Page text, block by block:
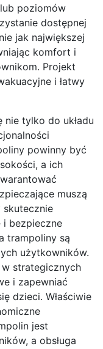
poziomów
dostępnej
jak największej
komfort i
Projekt
i łatwy
nie tylko do układu
powinny być
a ich
muszą
skutecznie
i bezpieczne
trampoliny są
użytkowników.
strategicznych
i zapewniać
dzieci. Właściwie
jest
a obsługa